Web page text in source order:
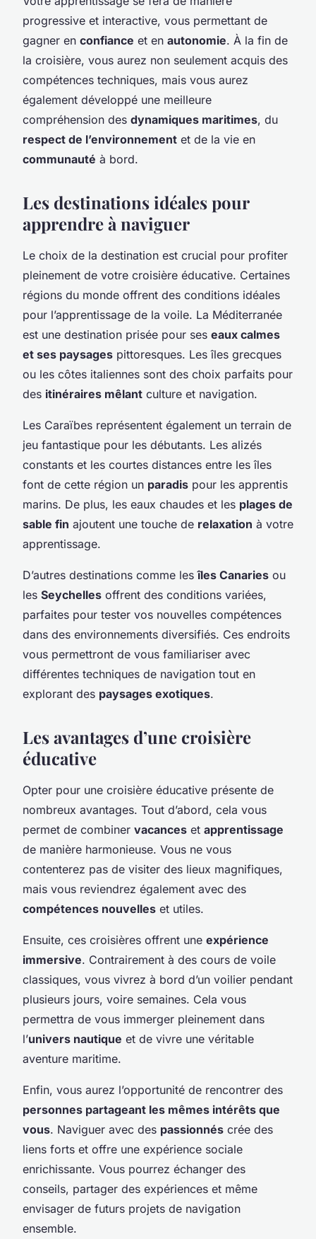
progressive et interactive, vous permettant de
gagner en confiance et en autonomie. À la fin de
la croisière, vous aurez non seulement acquis des
compétences techniques, mais vous aurez
également développé une meilleure
compréhension des dynamiques maritimes, du
respect de l’environnement et de la vie en
communauté à bord.
Les destinations idéales pour
apprendre à naviguer
Le choix de la destination est crucial pour profiter
pleinement de votre croisière éducative. Certaines
régions du monde offrent des conditions idéales
pour l’apprentissage de la voile. La Méditerranée
est une destination prisée pour ses eaux calmes
et ses paysages pittoresques. Les îles grecques
ou les côtes italiennes sont des choix parfaits pour
des itinéraires mêlant culture et navigation.
Les Caraïbes représentent également un terrain de
jeu fantastique pour les débutants. Les alizés
constants et les courtes distances entre les îles
font de cette région un paradis pour les apprentis
marins. De plus, les eaux chaudes et les plages de
sable fin ajoutent une touche de relaxation à votre
apprentissage.
D’autres destinations comme lesîles Canaries ou
les Seychelles offrent des conditions variées,
parfaites pour tester vos nouvelles compétences
dans des environnements diversifiés. Ces endroits
vous permettront de vous familiariser avec
différentes techniques de navigation tout en
explorant des paysages exotiques.
Les avantages d’une croisière
éducative
Opter pour une croisière éducative présente de
nombreux avantages. Tout d’abord, cela vous
permet de combiner vacances et apprentissage
de manière harmonieuse. Vous ne vous
contenterez pas de visiter des lieux magnifiques,
mais vous reviendrez également avec des
compétences nouvelles et utiles.
Ensuite, ces croisières offrent une expérience
immersive. Contrairement à des cours de voile
classiques, vous vivrez à bord d’un voilier pendant
plusieurs jours, voire semaines. Cela vous
permettra de vous immerger pleinement dans
l’univers nautique et de vivre une véritable
aventure maritime.
Enfin, vous aurez l’opportunité de rencontrer des
personnes partageant les mêmes intérêts que
vous. Naviguer avec des passionnés crée des
liens forts et offre une expérience sociale
enrichissante. Vous pourrez échanger des
conseils, partager des expériences et même
envisager de futurs projets de navigation
ensemble.